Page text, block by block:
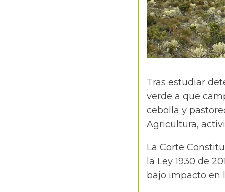
Tras estudiar
verde a que
cebolla y
Agricultura,
La Corte
la Ley 1930 de
bajo impacto en